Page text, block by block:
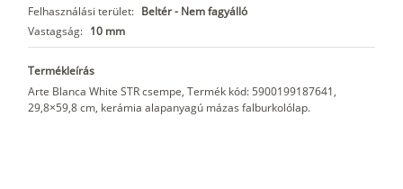
Felhasználási terület: Beltér - Nem fagyálló
Vastagság: 10 mm
Termékleírás
Arte Blanca White STR csempe, Termék kód: 5900199187641,
29,8×59,8 cm, kerámia alapanyagú mázas falburkolólap.